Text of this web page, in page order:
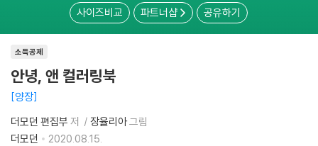
사이즈비교 파트너샵 공유하기
소득공제
안녕, 앤 컬러링북
양장
더모던 편집부 저 장율리아그림
더모던
2020.08.15.